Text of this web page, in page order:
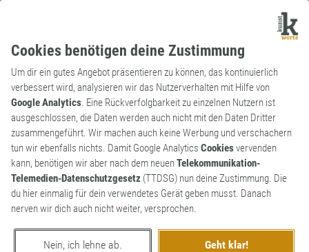
Cookies benötigen deine Zustimmung
Um dir ein gutes Angebot präsentieren zu können, das kontinuierlich
verbessert wird, analysieren wir das Nutzerverhalten mit Hilfe von
Google Analytics. Eine Rückverfolgbarkeit zu einzelnen Nutzern ist
ausgeschlossen, die Daten werden auch nicht mit den Daten Dritter
zusammengeführt. Wir machen auch keine Werbung und verschachern
tun wir ebenfalls nichts. Damit Google Analytics Cookiesvervenden
kann, benötigen wir aber nach dem neuenTelekommunikation-
Telemedien-Datenschutzgesetz (TTDSG) nun deine Zustimmung. Die
du hier einmalig für dein verwendetes Gerät geben musst. Danach
nerven wir dich auch nicht weiter, versprochen.
Nein, ich lehne ab. Geht klar!
Kunstwort
Verb
njetflixen
Auf kostenpflichtige Streamingdienste
ganz verzichten, sich mal wieder eine VHS-
Kassette oder DVD reinschieben. Oder
einschalten.